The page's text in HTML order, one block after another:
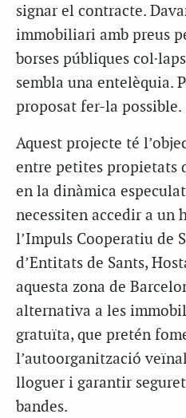
signar el contracte.
immobiliari amb preus
borses públiques
sembla una entelèquia.
proposat fer-la possible.
Aquest projecte té
entre petites propietats
en la dinàmica
necessiten accedir a un
l’Impuls Cooperatiu de
d’Entitats de Sants,
aquesta zona de
alternativa a les
gratuïta, que pretén
l’autoorganització
lloguer i garantir
bandes.